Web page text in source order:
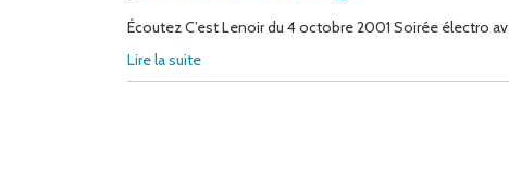
Écoutez C’est Lenoir du 4 octobre 2001 Soirée électro
Lire la suite